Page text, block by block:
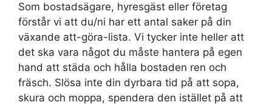
Som bostadsägare, hyresgäst eller företag
förstår vi att du/ni har ett antal saker på din
växande att-göra-lista. Vi tycker inte heller att
det ska vara något du måste hantera på egen
hand att städa och hålla bostaden ren och
fräsch. Slösa inte din dyrbara tid på att sopa,
skura och moppa, spendera den istället på att